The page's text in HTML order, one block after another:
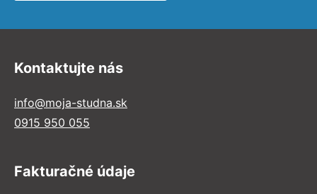
Kontaktujte nás
info@moja-studna.sk
0915 950 055
Fakturačné údaje